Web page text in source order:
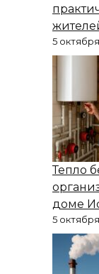
5
Тепло
доме
5